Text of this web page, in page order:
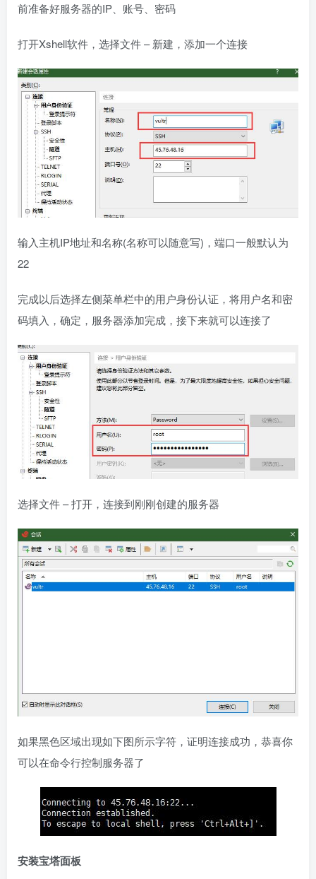
前准备好服务器的IP、账号、密码
打开Xshell软件，选择文件 – 新建，添加一个连接
输入主机IP地址和名称(名称可以随意写)，端口一般默认为
22
完成以后选择左侧菜单栏中的用户身份认证，将用户名和密
码填入，确定，服务器添加完成，接下来就可以连接了
选择文件 – 打开，连接到刚刚创建的服务器
如果黑色区域出现如下图所示字符，证明连接成功，恭喜你
可以在命令行控制服务器了
安装宝塔面板